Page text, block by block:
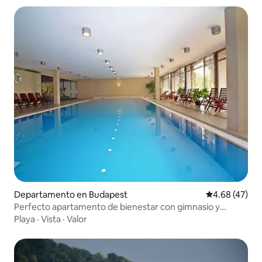
Departamento en Budapest Calificación
4.68 (47)
Perfecto apartamento de bienestar con gimnasio y
piscina gratuitos
Playa · Vista · Valor